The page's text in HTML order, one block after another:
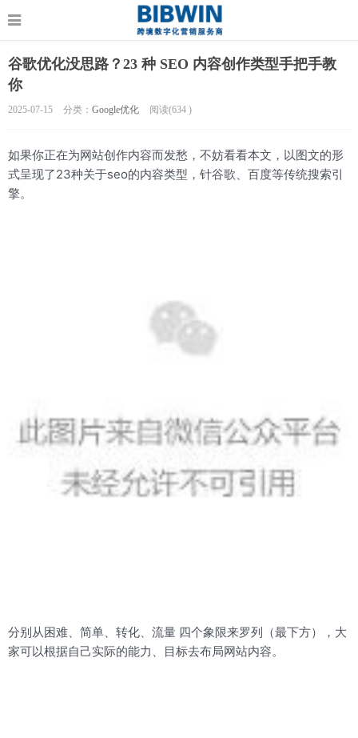
谷歌优化没思路？23 种 SEO 内容创作类型手把手教
你
2025-07-15 分类： Google优化 阅读(634 )
如果你正在为网站创作内容而发愁，不妨看看本文，以图文的形
式呈现了23种关于seo的内容类型，针谷歌、百度等传统搜索引
擎。
分别从困难、简单、转化、流量 四个象限来罗列（最下方），大
家可以根据自己实际的能力、目标去布局网站内容。